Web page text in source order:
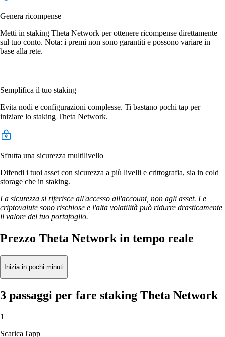
Genera ricompense
Metti in staking Theta Network per ottenere ricompense direttamente
sul tuo conto. Nota: i premi non sono garantiti e possono variare in
base alla rete.
Semplifica il tuo staking
Evita nodi e configurazioni complesse. Ti bastano pochi tap per
iniziare lo staking Theta Network.
Sfrutta una sicurezza multilivello
Difendi i tuoi asset con sicurezza a più livelli e crittografia, sia in cold
storage che in staking.
La sicurezza si riferisce all'accesso all'account, non agli asset. Le
criptovalute sono rischiose e l'alta volatilità può ridurre drasticamente
il valore del tuo portafoglio.
Prezzo Theta Network in tempo reale
Inizia in pochi minuti
3 passaggi per fare staking Theta Network
1
Scarica l'app